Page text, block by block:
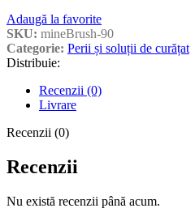
Adaugă la favorite
SKU: mineBrush-90
Categorie: Perii și soluții de curățat
Distribuie:
Recenzii (0)
Livrare
Recenzii (0)
Recenzii
Nu există recenzii până acum.